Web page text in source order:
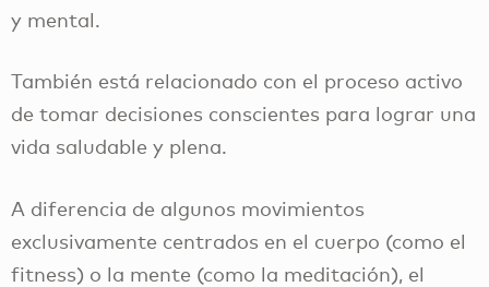
y mental.
También está relacionado con el proceso activo
de tomar decisiones conscientes para lograr una
vida saludable y plena.
A diferencia de algunos movimientos
exclusivamente centrados en el cuerpo (como el
fitness) o la mente (como la meditación), el